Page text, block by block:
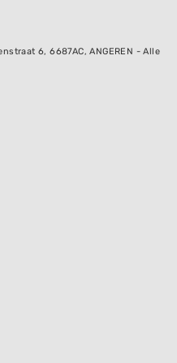
6, 6687AC, ANGEREN - Alle